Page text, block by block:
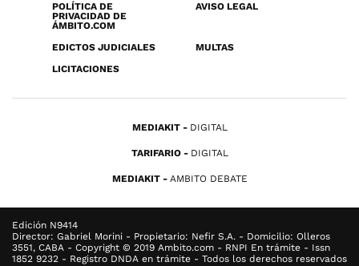
POLÍTICA DE
PRIVACIDAD DE
ÁMBITO.COM
AVISO LEGAL
EDICTOS JUDICIALES
MULTAS
LICITACIONES
MEDIAKIT DIGITAL
TARIFARIO DIGITAL
MEDIAKIT AMBITO DEBATE
Edición N9414
Director: Gabriel Morini - Propietario: Nefir S.A. - Domicilio: Olleros
3551, CABA - Copyright © 2019 Ambito.com - RNPI En trámite - Issn
1852 9232 - Registro DNDA en trámite - Todos los derechos reservados